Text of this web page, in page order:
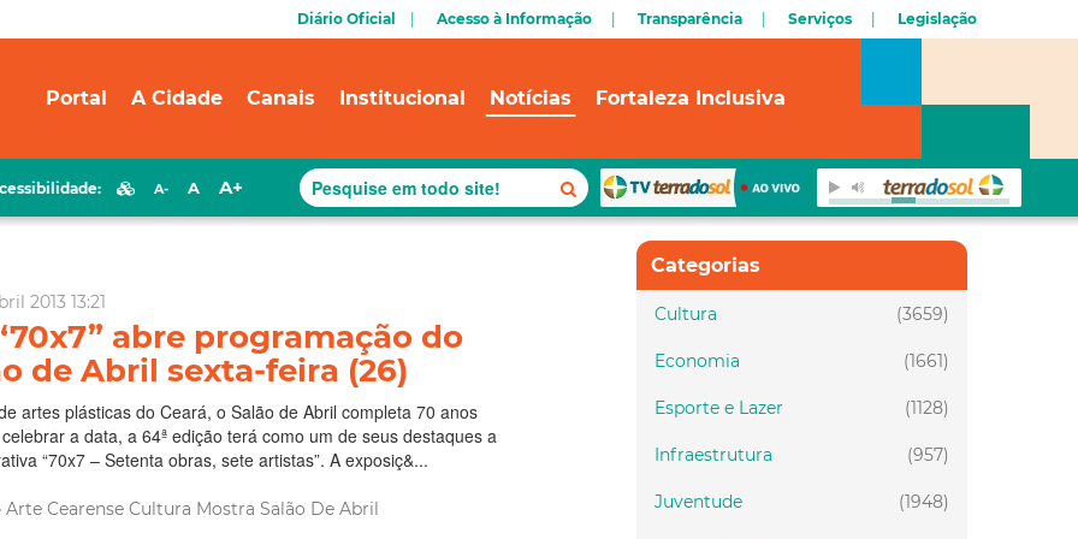
Diário Oficial Acesso à Informação Transparência Serviços Legislação
Portal A Cidade Canais Institucional Notícias Fortaleza Inclusiva
A- A A+
2013 13:21
abre programação do
de Abril sexta-feira (26)
artes plásticas do Ceará, o Salão de Abril completa 70 anos
a data, a 64ª edição terá como um de seus destaques a
“70x7 – Setenta obras, sete artistas”. A exposiç&...
Arte Cearense Cultura Mostra Salão De Abril
Categorias
(3659)
Cultura
(1661)
Economia
(1128)
Esporte e Lazer
(957)
Infraestrutura
(1948)
Juventude